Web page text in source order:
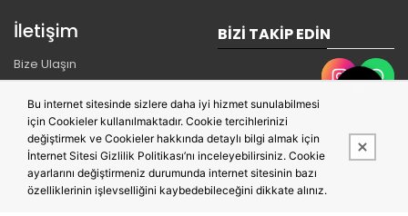
İletişim
Bize Ulaşın
Blog
BIZI TAKIP EDIN
Bu site,PobolEti®Entegre E-ticaret Sistemi ile hazırlanmıştır.
Bu internet sitesinde sizlere daha iyi hizmet sunulabilmesi
için Cookieler kullanılmaktadır. Cookie tercihlerinizi
değiştirmek ve Cookieler hakkında detaylı bilgi almak için
İnternet Sitesi Gizlilik Politikası’nı inceleyebilirsiniz. Cookie
ayarlarını değiştirmeniz durumunda internet sitesinin bazı
özelliklerinin işlevselliğini kaybedebileceğini dikkate alınız.